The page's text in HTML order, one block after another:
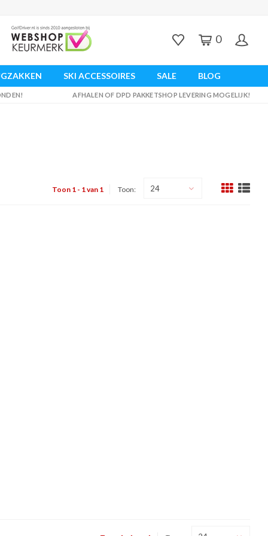
0
SKI ACCESSOIRES SALE BLOG
AFHALEN OF DPD PAKKETSHOP LEVERING MOGELIJK!
Toon 1 - 1 van 1 Toon: 24